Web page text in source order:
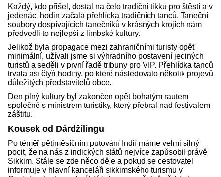
Každý, kdo přišel, dostal na čelo tradiční tikku pro štěstí a v
jedenáct hodin začala přehlídka tradičních tanců. Taneční
soubory dospívajících tanečníků v krásných krojích nám
předvedli to nejlepší z limbské kultury.
Jelikož byla propagace mezi zahraničními turisty opět
minimální, užívali jsme si výhradního postavení jediných
turistů a seděli v první řadě tribuny pro VIP. Přehlídka tanců
trvala asi čtyři hodiny, po které následovalo několik projevů
důležitých představitelů obce.
Den plný kultury byl zakončen opět bohatým rautem
společně s ministrem turistiky, který přebral nad festivalem
záštitu.
Kousek od Dárdžílingu
Po téměř pětiměsíčním putování Indií máme velmi silný
pocit, že na nás z indických států nejvíce zapůsobil právě
Sikkim. Stále se zde něco děje a pokud se cestovatel
informuje v hlavní kanceláři sikkimského turismu v